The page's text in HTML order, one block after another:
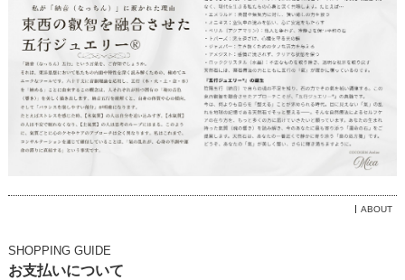
ABOUT
SHOPPING GUIDE
お支払いについて